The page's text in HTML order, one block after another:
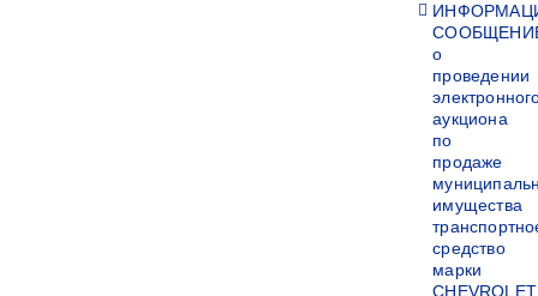
о
проведении
аукциона
по
продаже
имущества
средство
марки
CHEVROLET